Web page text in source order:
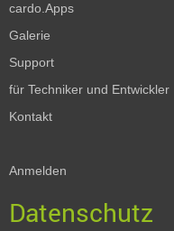
cardo.Apps
Galerie
Support
für Techniker und Entwickler
Kontakt
Anmelden
Datenschutz